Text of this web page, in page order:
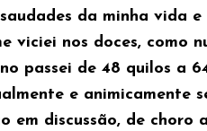
da minha vida e
viciei nos doces, como
passei de 48 quilos a
e animicamente
em discussão, de choro